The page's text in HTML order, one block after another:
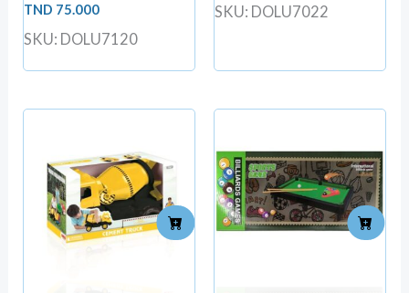
TND 75.000
SKU: DOLU7120
SKU: DOLU7022